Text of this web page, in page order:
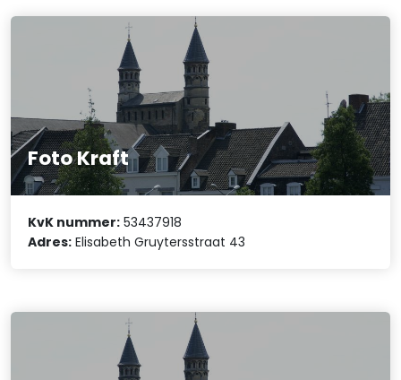
Foto Kraft
KvK nummer: 53437918
Adres: Elisabeth Gruytersstraat 43